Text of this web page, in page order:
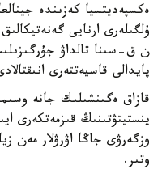
ەكسپەديتسيا كەزىندە
ۇلگىلەرى ارنايى
ن ق-سىنا تالداۋ
پايدالى قاسيەتتەرى
قازاق ەگىنشىلىك جانە
ينستيتۋتىنىڭ قىزمەتكەرى
وزگەرۋى جاڭا اۋرۋلار مەن
وتىر.